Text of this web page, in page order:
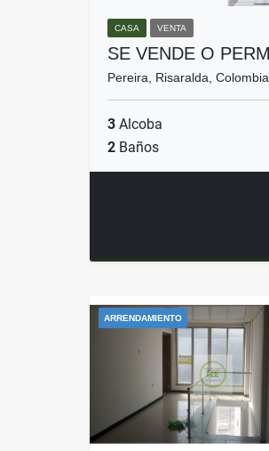
CASA VENTA
SE VENDE O
Pereira, Risaralda, Colombia
3 Alcoba
2 Baños
ARRENDAMIENTO